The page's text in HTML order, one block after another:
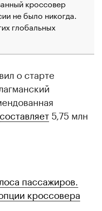
кроссовер
не было никогда.
глобальных
о старте
составляет 5,75 млн
пассажиров.
кроссовера